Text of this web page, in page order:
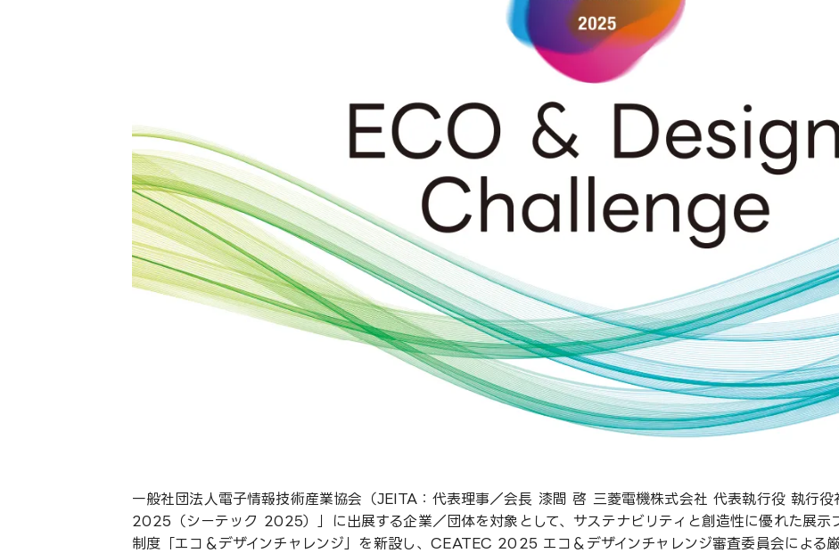
一般社団法人電子情報技術産業協会（JEITA：代表理事／会長 漆間 啓 三菱電機株式会社 代表執行役 執行
2025（シーテック 2025）」に出展する企業／団体を対象として、サステナビリティと創造性に優れた展示
制度「エコ＆デザインチャレンジ」を新設し、CEATEC 2025 エコ＆デザインチャレンジ審査委員会による